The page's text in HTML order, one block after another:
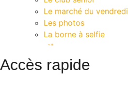
Le marché du vendredi
Les photos
La borne à selfie
Contact
Accès rapide